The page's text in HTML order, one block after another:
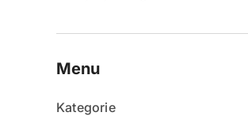
Menu
Kategorie